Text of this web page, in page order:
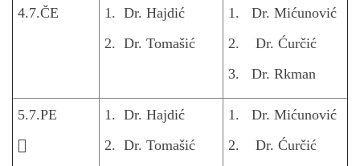
4.7.ČE
1. Dr. Hajdić
2. Dr. Tomašić
1. Dr. Mićunović
2. Dr. Ćurčić
3. Dr. Rkman
5.7.PE

1. Dr. Hajdić
2. Dr. Tomašić
1. Dr. Mićunović
2. Dr. Ćurčić